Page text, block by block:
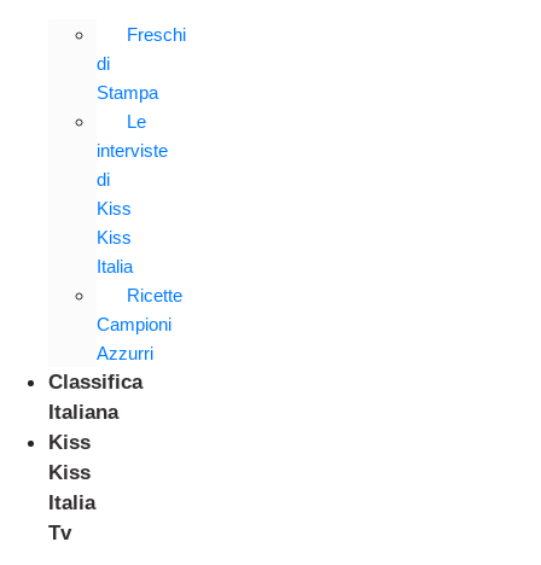
Freschi
di
Stampa
Le
interviste
di
Kiss
Kiss
Italia
Ricette
Campioni
Azzurri
Classifica
Italiana
Kiss
Kiss
Italia
Tv